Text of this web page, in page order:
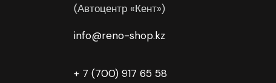
(Автоцентр «Кент»)
info@reno-shop.kz
+ 7 (700) 917 65 58